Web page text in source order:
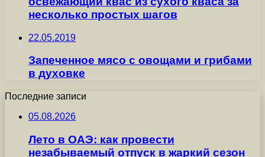
несколько простых шагов
22.05.2019
Запеченное мясо с овощами и грибами
в духовке
Последние записи
05.08.2026
Лето в ОАЭ: как провести
незабываемый отпуск в жаркий сезон